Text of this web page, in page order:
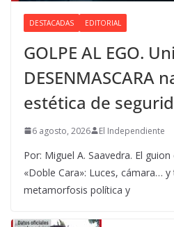
DESTACADAS EDITORIAL
GOLPE AL EGO.
DESENMASCARA
estética de
6 agosto, 2026 El Independiente
Por: Miguel A. Saavedra. El
«Doble Cara»: Luces, cámara…
metamorfosis política y